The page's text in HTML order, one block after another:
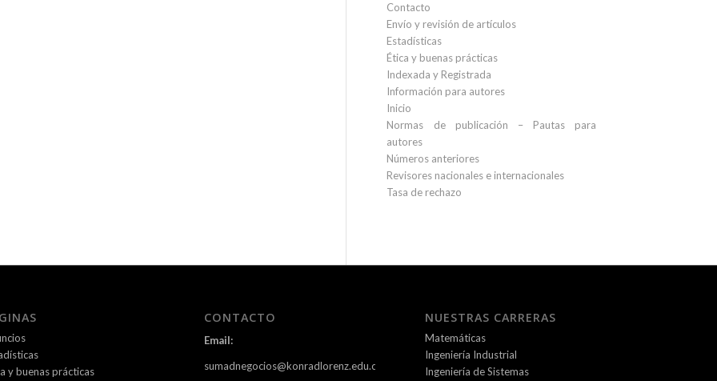
Contacto
Envío y revisión de artículos
Estadísticas
Ética y buenas prácticas
Indexada y Registrada
Información para autores
Inicio
Normas de publicación – Pautas para
autores
Números anteriores
Revisores nacionales e internacionales
Tasa de rechazo
y buenas prácticas
CONTACTO
Email:
sumadnegocios@konradlorenz.edu.co
NUESTRAS CARRERAS
Matemáticas
Ingeniería Industrial
Ingeniería de Sistemas